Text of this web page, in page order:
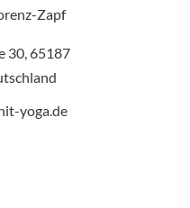
Zapf
30, 65187
yoga.de